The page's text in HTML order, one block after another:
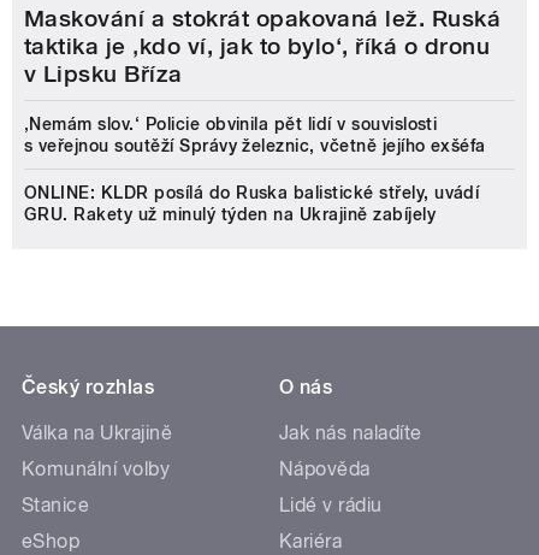
Maskování a stokrát opakovaná lež. Ruská
taktika je ‚kdo ví, jak to bylo‘, říká o dronu
v Lipsku Bříza
‚Nemám slov.‘ Policie obvinila pět lidí v souvislosti
s veřejnou soutěží Správy železnic, včetně jejího exšéfa
ONLINE: KLDR posílá do Ruska balistické střely, uvádí
GRU. Rakety už minulý týden na Ukrajině zabíjely
Český rozhlas
Válka na Ukrajině
Komunální volby
Stanice
eShop
O nás
Jak nás naladíte
Nápověda
Lidé v rádiu
Kariéra